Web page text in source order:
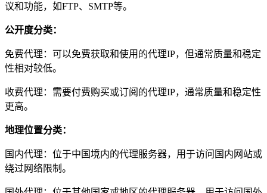
议和功能，如FTP、SMTP等。
公开度分类：
免费代理：可以免费获取和使用的代理IP，但通常质量和稳定
性相对较低。
收费代理：需要付费购买或订阅的代理IP，通常质量和稳定性
更高。
地理位置分类：
国内代理：位于中国境内的代理服务器，用于访问国内网站或
绕过网络限制。